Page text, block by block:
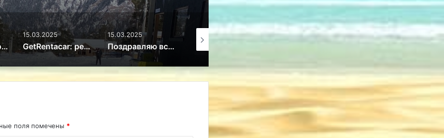
Избыток или новое мировоззрение: почему дети перестали ценить игрушки – Путешествие
15.03.2025
GetRentacar: решение транспортного вопроса в любом уголке планеты – Путешествие
15.03.2025
Поздравляю всех женщин с 8 марта! – Путешествие
15.03.2025 04.10.2024 20.07.2024
поля помечены *